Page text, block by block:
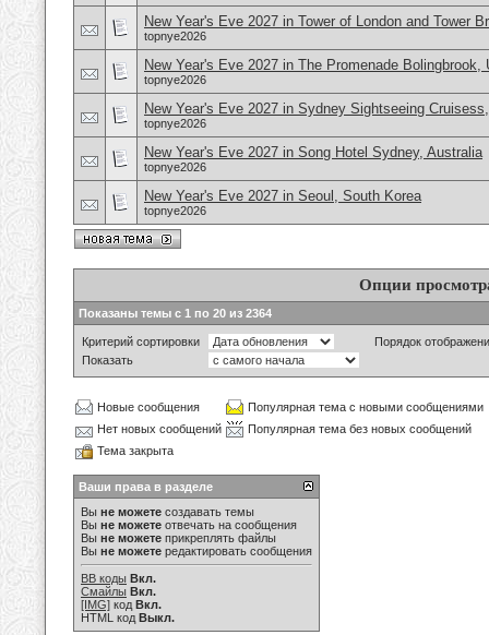
New Year's Eve 2027 in Tower of London and Tower
topnye2026
New Year's Eve 2027 in The Promenade Bolingbrook,
topnye2026
New Year's Eve 2027 in Sydney Sightseeing
topnye2026
New Year's Eve 2027 in Song Hotel Sydney, Australia
topnye2026
New Year's Eve 2027 in Seoul, South Korea
topnye2026
Опции
Показаны темы с 1 по 20 из 2364
Критерий сортировки
Порядок
Показать
Новые сообщения
Популярная тема с новыми сообщениями
Нет новых сообщений
Популярная тема без новых сообщений
Тема закрыта
Ваши права в разделе
Вы не можете создавать темы
Вы не можете отвечать на сообщения
Вы не можете прикреплять файлы
Вы не можете редактировать сообщения
BB коды Вкл.
Смайлы Вкл.
[IMG] код Вкл.
HTML код Выкл.